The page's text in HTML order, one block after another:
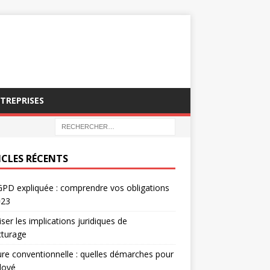
RÉCENTS
expliquée : comprendre vos obligations
les implications juridiques de
conventionnelle : quelles démarches pour